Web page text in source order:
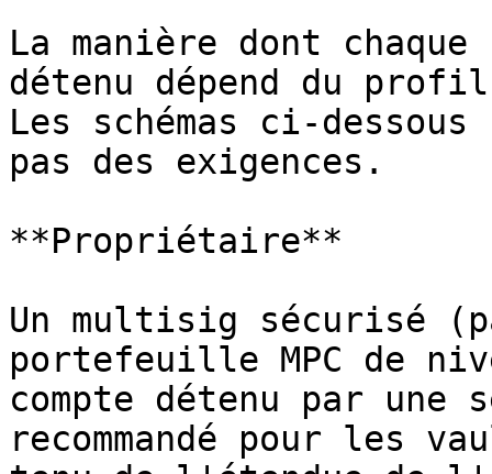
La manière dont
détenu dépend du
Les schémas ci-
pas des exigences.
**Propriétaire**
Un multisig sécurisé
portefeuille MPC de
compte détenu par
recommandé pour les